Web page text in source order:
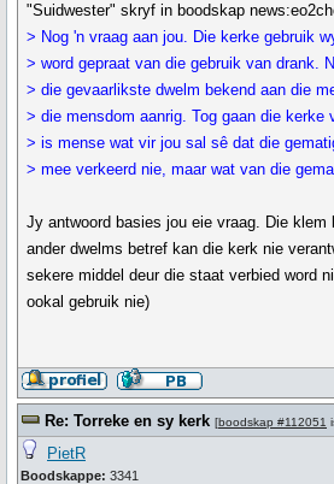
"Suidwester" skryf in boodskap
> Nog 'n vraag aan jou. Die kerke gebruik
> word gepraat van die gebruik van drank.
> die gevaarlikste dwelm bekend aan die
> die mensdom aanrig. Tog gaan die kerke
> is mense wat vir jou sal sê dat die
> mee verkeerd nie, maar wat van die
Jy antwoord basies jou eie vraag. Die klem
ander dwelms betref kan die kerk nie
sekere middel deur die staat verbied word
ookal gebruik nie)
Re: Torreke en sy kerk [boodskap #112051
PietR
Boodskappe: 3341